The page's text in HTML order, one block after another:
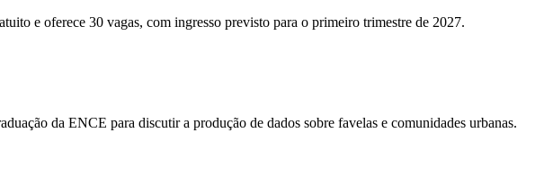
e oferece 30 vagas, com ingresso previsto para o primeiro trimestre de 2027.
da ENCE para discutir a produção de dados sobre favelas e comunidades urbanas.